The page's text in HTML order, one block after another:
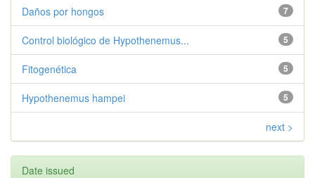
7
Daños por hongos
5
Control biológico de Hypothenemus...
5
Fitogenética
5
Hypothenemus hampei
next >
Date issued